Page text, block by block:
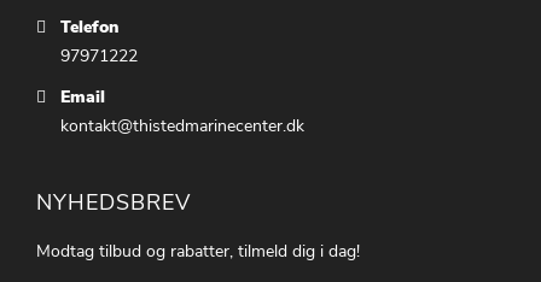
Telefon
97971222
Email
kontakt@thistedmarinecenter.dk
NYHEDSBREV
Modtag tilbud og rabatter, tilmeld dig i dag!